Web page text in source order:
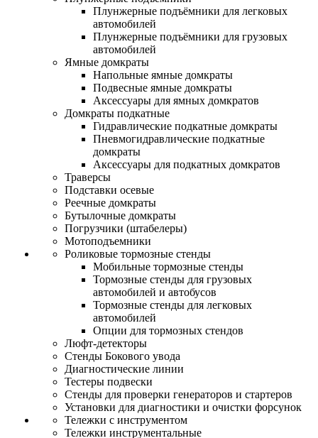
Плунжерные подъёмники для легковых
автомобилей
Плунжерные подъёмники для грузовых
автомобилей
Ямные домкраты
Напольные ямные домкраты
Подвесные ямные домкраты
Аксессуары для ямных домкратов
Домкраты подкатные
Гидравлические подкатные домкраты
Пневмогидравлические подкатные
домкраты
Аксессуары для подкатных домкратов
Траверсы
Подставки осевые
Реечные домкраты
Бутылочные домкраты
Погрузчики (штабелеры)
Мотоподъемники
Роликовые тормозные стенды
Мобильные тормозные стенды
Тормозные стенды для грузовых
автомобилей и автобусов
Тормозные стенды для легковых
автомобилей
Опции для тормозных стендов
Люфт-детекторы
Стенды Бокового увода
Диагностические линии
Тестеры подвески
Стенды для проверки генераторов и стартеров
Установки для диагностики и очистки форсунок
Тележки с инструментом
Тележки инструментальные